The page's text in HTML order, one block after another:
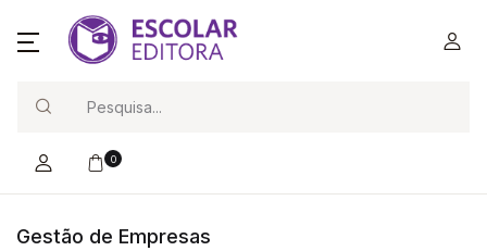
0
Gestão de Empresas